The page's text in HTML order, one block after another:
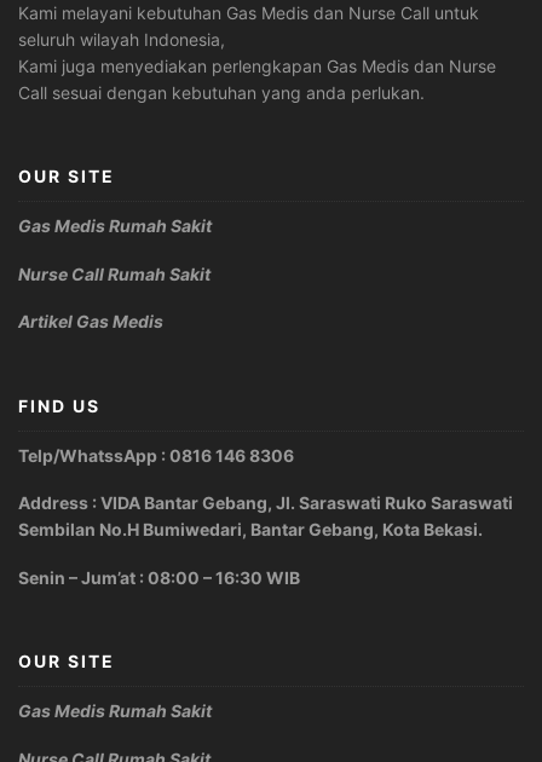
Kami melayani kebutuhan Gas Medis dan Nurse Call untuk
seluruh wilayah Indonesia,
Kami juga menyediakan perlengkapan Gas Medis dan Nurse
Call sesuai dengan kebutuhan yang anda perlukan.
OUR SITE
Gas Medis Rumah Sakit
Nurse Call Rumah Sakit
Artikel Gas Medis
FIND US
Telp/WhatssApp : 0816 146 8306
Address : VIDA Bantar Gebang, Jl. Saraswati Ruko Saraswati
Sembilan No.H Bumiwedari, Bantar Gebang, Kota Bekasi.
Senin – Jum’at : 08:00 – 16:30 WIB
OUR SITE
Gas Medis Rumah Sakit